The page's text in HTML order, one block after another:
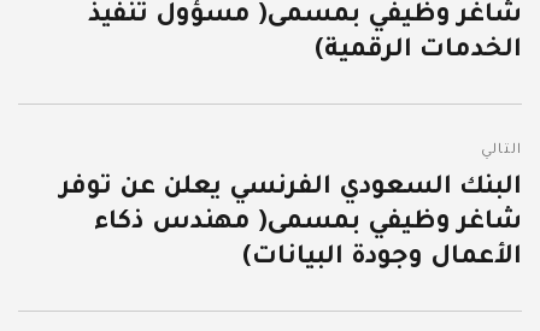
السابقة:
شاغر وظيفي بمسمى( مسؤول تنفيذ
الخدمات الرقمية)
التالي
المقالة
التالية:
البنك السعودي الفرنسي يعلن عن توفر
شاغر وظيفي بمسمى( مهندس ذكاء
الأعمال وجودة البيانات)